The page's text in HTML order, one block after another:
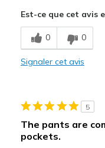
Breathe Well
Comfortable
Casual Wear
Width
Est-ce que cet avis
0 0
Signaler cet avis
5
The pants are
pockets.